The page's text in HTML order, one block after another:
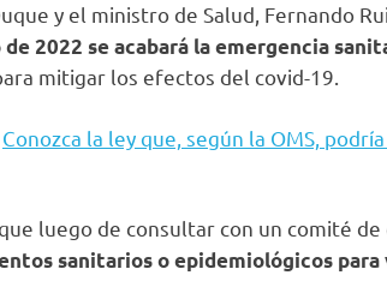
y el ministro de Salud, Fernando
2022 se acabará la emergencia
mitigar los efectos del covid-19.
Conozca la ley que, según la OMS,
luego de consultar con un comité
sanitarios o epidemiológicos